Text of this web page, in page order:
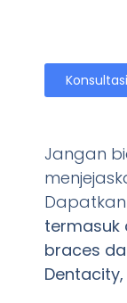
Jangan
termasuk
braces